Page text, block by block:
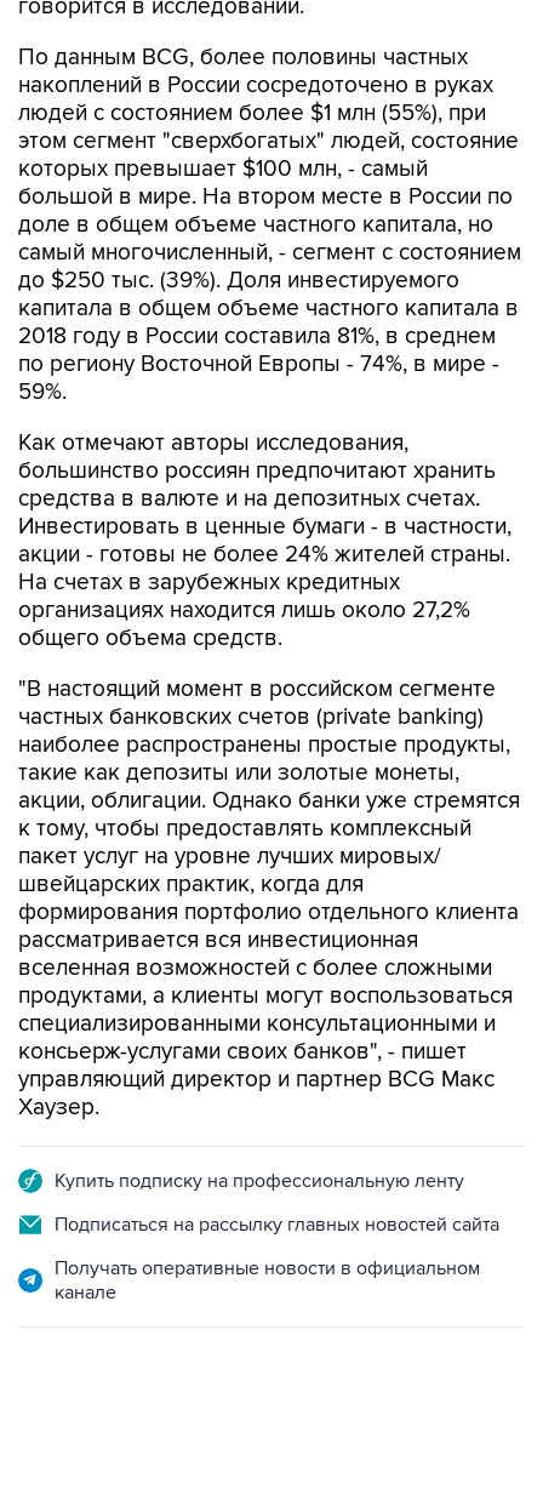
говорится в исследовании.
По данным BCG, более половины частных
накоплений в России сосредоточено в руках
людей с состоянием более $1 млн (55%), при
этом сегмент "сверхбогатых" людей, состояние
которых превышает $100 млн, - самый
большой в мире. На втором месте в России по
доле в общем объеме частного капитала, но
самый многочисленный, - сегмент с состоянием
до $250 тыс. (39%). Доля инвестируемого
капитала в общем объеме частного капитала в
2018 году в России составила 81%, в среднем
по региону Восточной Европы - 74%, в мире -
59%.
Как отмечают авторы исследования,
большинство россиян предпочитают хранить
средства в валюте и на депозитных счетах.
Инвестировать в ценные бумаги - в частности,
акции - готовы не более 24% жителей страны.
На счетах в зарубежных кредитных
организациях находится лишь около 27,2%
общего объема средств.
"В настоящий момент в российском сегменте
частных банковских счетов (private banking)
наиболее распространены простые продукты,
такие как депозиты или золотые монеты,
акции, облигации. Однако банки уже стремятся
к тому, чтобы предоставлять комплексный
пакет услуг на уровне лучших мировых/
швейцарских практик, когда для
формирования портфолио отдельного клиента
рассматривается вся инвестиционная
вселенная возможностей с более сложными
продуктами, а клиенты могут воспользоваться
специализированными консультационными и
консьерж-услугами своих банков", - пишет
управляющий директор и партнер BCG Макс
Хаузер.
Купить подписку на профессиональную ленту
Подписаться на рассылку главных новостей сайта
Получать оперативные новости в официальном
канале